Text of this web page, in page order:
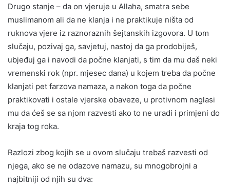
Drugo stanje – da on vjeruje u Allaha, smatra sebe
muslimanom ali da ne klanja i ne praktikuje ništa od
ruknova vjere iz raznoraznih šejtanskih izgovora. U tom
slučaju, pozivaj ga, savjetuj, nastoj da ga prodobiješ,
ubjeđuj ga i navodi da počne klanjati, s tim da mu daš neki
vremenski rok (npr. mjesec dana) u kojem treba da počne
klanjati pet farzova namaza, a nakon toga da počne
praktikovati i ostale vjerske obaveze, u protivnom naglasi
mu da ćeš se sa njom razvesti ako to ne uradi i primjeni do
kraja tog roka.
Razlozi zbog kojih se u ovom slučaju trebaš razvesti od
njega, ako se ne odazove namazu, su mnogobrojni a
najbitniji od njih su dva: